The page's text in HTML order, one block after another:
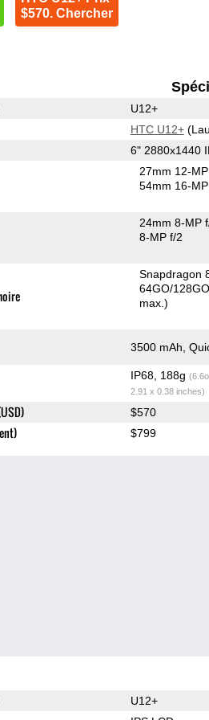
$570. Chercher
U12+
HTC U12+
6" 2880x1440
27mm 12-
54mm 16-
24mm 8-MP
8-MP f/2
Snapdragon
64GO/
max.)
3500 mAh,
IP68, 188g
2.91 x 0.38 inches)
$570
$799
U12+